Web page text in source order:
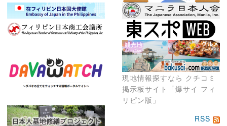
現地情報探すなら クチコミ
掲示板サイト「爆サイ フィ
リピン版」
RSS